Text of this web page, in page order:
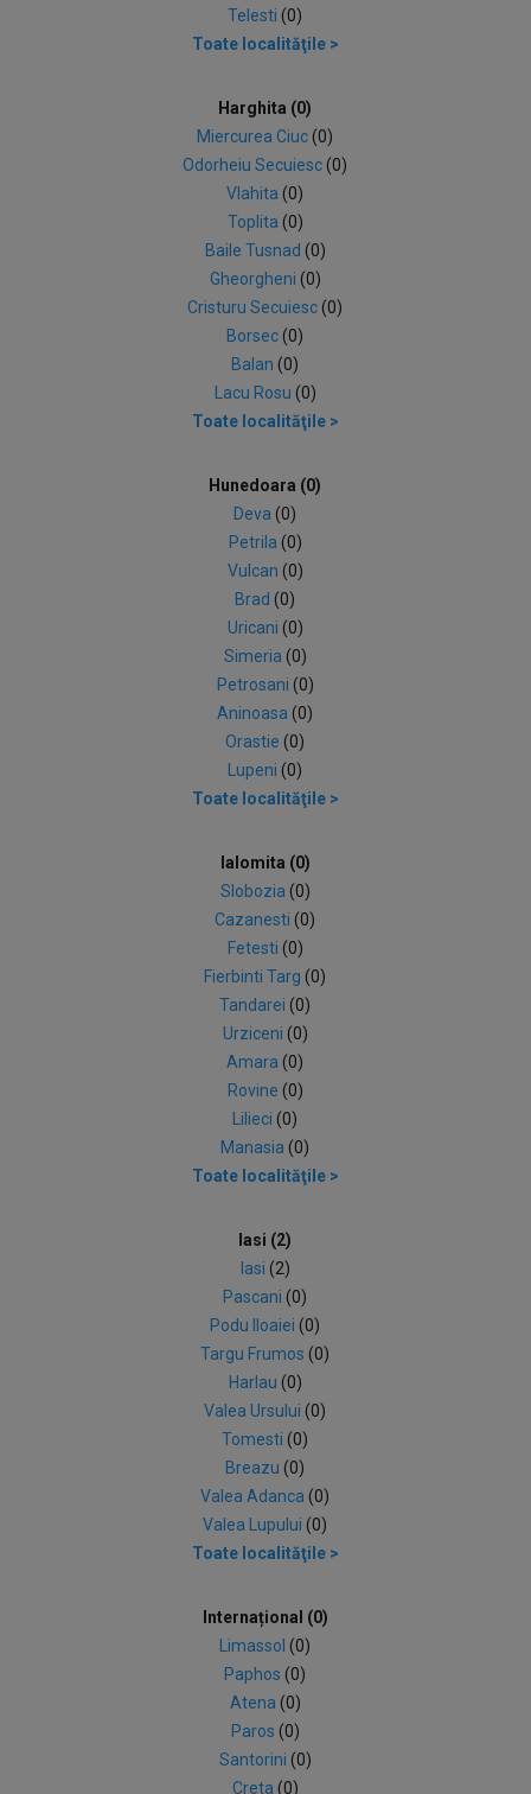
Telesti (0)
Toate localităţile >
Harghita (0)
Miercurea Ciuc (0)
Odorheiu Secuiesc (0)
Vlahita (0)
Toplita (0)
Baile Tusnad (0)
Gheorgheni (0)
Cristuru Secuiesc (0)
Borsec (0)
Balan (0)
Lacu Rosu (0)
Toate localităţile >
Hunedoara (0)
Deva (0)
Petrila (0)
Vulcan (0)
Brad (0)
Uricani (0)
Simeria (0)
Petrosani (0)
Aninoasa (0)
Orastie (0)
Lupeni (0)
Toate localităţile >
Ialomita (0)
Slobozia (0)
Cazanesti (0)
Fetesti (0)
Fierbinti Targ (0)
Tandarei (0)
Urziceni (0)
Amara (0)
Rovine (0)
Lilieci (0)
Manasia (0)
Toate localităţile >
Iasi (2)
Iasi (2)
Pascani (0)
Podu Iloaiei (0)
Targu Frumos (0)
Harlau (0)
Valea Ursului (0)
Tomesti (0)
Breazu (0)
Valea Adanca (0)
Valea Lupului (0)
Toate localităţile >
Internațional (0)
Limassol (0)
Paphos (0)
Atena (0)
Paros (0)
Santorini (0)
Creta (0)